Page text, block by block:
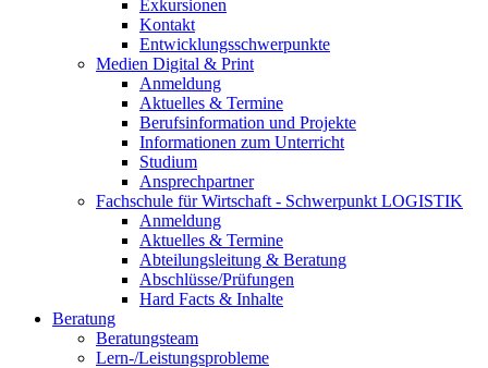
Exkursionen
Kontakt
Entwicklungsschwerpunkte
Medien Digital & Print
Anmeldung
Aktuelles & Termine
Berufsinformation und Projekte
Informationen zum Unterricht
Studium
Ansprechpartner
Fachschule für Wirtschaft - Schwerpunkt LOGISTIK
Anmeldung
Aktuelles & Termine
Abteilungsleitung & Beratung
Abschlüsse/Prüfungen
Hard Facts & Inhalte
Beratung
Beratungsteam
Lern-/Leistungsprobleme